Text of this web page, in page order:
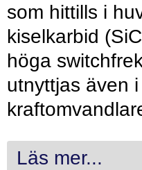
som hittills i
kiselkarbid
höga
utnyttjas även
Läs mer...